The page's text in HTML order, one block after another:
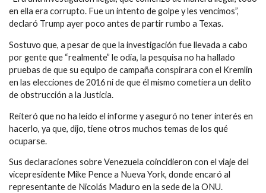
en ella era corrupto. Fue un intento de golpe y les vencimos”,
declaró Trump ayer poco antes de partir rumbo a Texas.
Sostuvo que, a pesar de que la investigación fue llevada a cabo
por gente que “realmente” le odia, la pesquisa no ha hallado
pruebas de que su equipo de campaña conspirara con el Kremlin
en las elecciones de 2016 ni de que él mismo cometiera un delito
de obstrucción a la Justicia.
Reiteró que no ha leído el informe y aseguró no tener interés en
hacerlo, ya que, dijo, tiene otros muchos temas de los qué
ocuparse.
Sus declaraciones sobre Venezuela coincidieron con el viaje del
vicepresidente Mike Pence a Nueva York, donde encaró al
representante de Nicolás Maduro en la sede de la ONU.